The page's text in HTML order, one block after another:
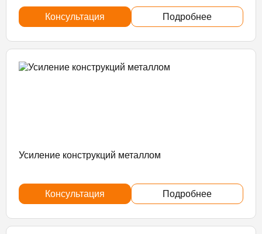
Консультация Подробнее
Усиление конструкций металлом
Консультация Подробнее